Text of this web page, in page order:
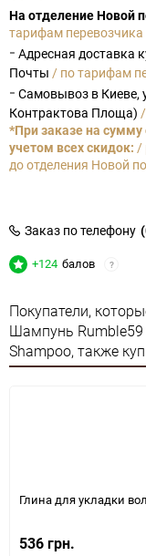
На отделение Новой
тарифам перевозчика
- Адресная доставка
Почты / по тарифам
- Самовывоз в Киеве,
Контрактова Площа)
*При заказе на
учетом всех скидок: /
до отделения Новой
Заказ по телефону
+124 балов ?
Покупатели,
Шампунь Rumble59
Shampoo, также
Глина для укладки
536 грн.